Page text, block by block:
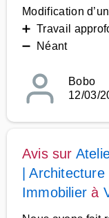
Modification
➕ Travail
➖ Néant
Bobo
12/03/
Avis sur
|
Immobilier à